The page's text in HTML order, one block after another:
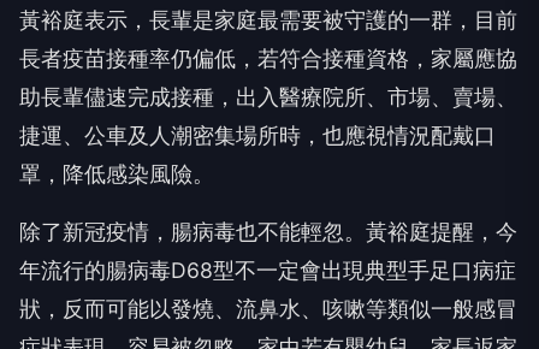
黃裕庭表示，長輩是家庭最需要被守護的一群，目前
長者疫苗接種率仍偏低，若符合接種資格，家屬應協
助長輩儘速完成接種，出入醫療院所、市場、賣場、
捷運、公車及人潮密集場所時，也應視情況配戴口
罩，降低感染風險。
除了新冠疫情，腸病毒也不能輕忽。黃裕庭提醒，今
年流行的腸病毒D68型不一定會出現典型手足口病症
狀，反而可能以發燒、流鼻水、咳嗽等類似一般感冒